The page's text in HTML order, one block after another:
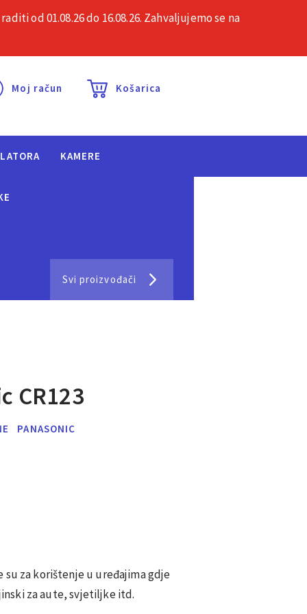
pitanja Kontakt
Moj račun Košarica
KAMERE
Svi proizvođači
CR123
PANASONIC
za korištenje u uređajima gdje
za aute, svjetiljke itd.
od 01.08.26 do 16.08.26. Zahvaljujemo se na